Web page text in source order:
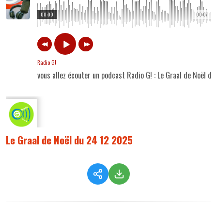
00:07
00:00
Radio G!
vous allez écouter un podcast Radio G! : Le Graal de Noël
Le Graal de Noël du 24 12 2025